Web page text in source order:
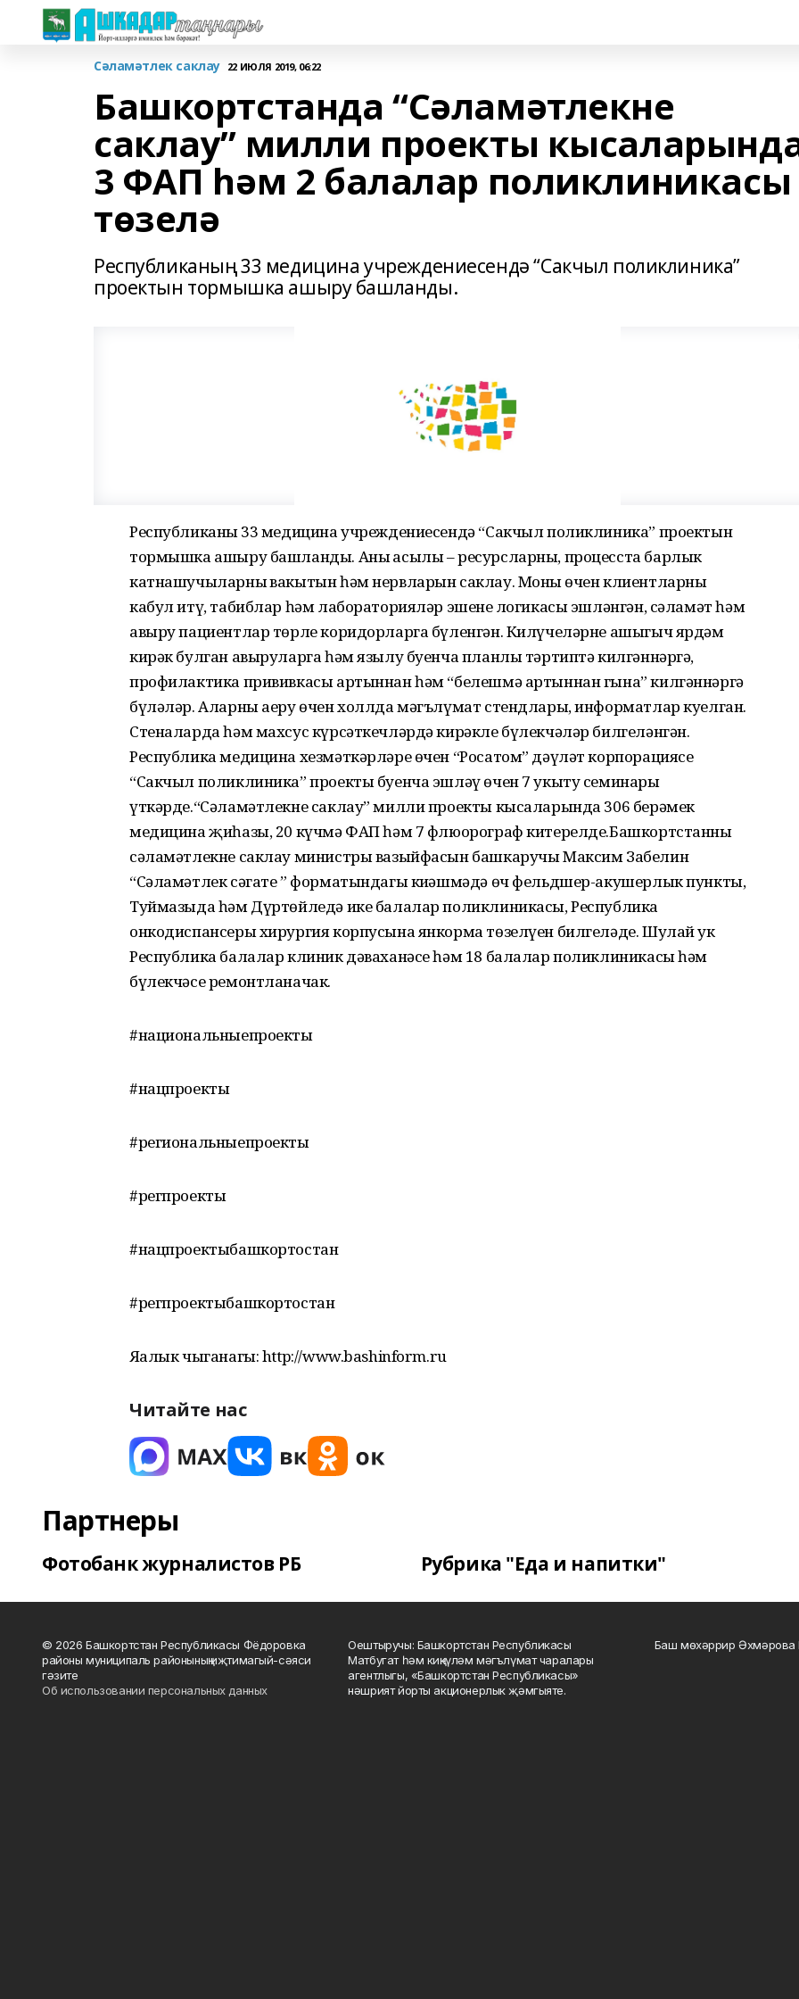
Сәламәтлек саклау 22 ИЮЛЯ 2019, 06:22
Башкортстанда “Сәламәтлекне
саклау” милли проекты
3 ФАП һәм 2 балалар поликлиникасы
төзелә
Республиканың 33 медицина учреждениесендә “Сакчыл поликлиника”
проектын тормышка ашыру башланды.
Республиканың 33 медицина учреждениесендә “Сакчыл поликлиника” проектын
тормышка ашыру башланды. Аның асылы – ресурсларны, процесста барлык
катнашучыларның вакытын һәм нервларын саклау. Моның өчен клиентларны
кабул итү, табиблар һәм лабораторияләр эшенең логикасы эшләнгән, сәламәт һәм
авыру пациентлар төрле коридорларга бүленгән. Килүчеләрне ашыгыч ярдәм
кирәк булган авыруларга һәм язылу буенча планлы тәртиптә килгәннәргә,
профилактика прививкасы артыннан һәм “белешмә артыннан гына” килгәннәргә
бүләләр. Аларны аеру өчен холлда мәгълүмат стендлары, информатлар куелган.
Стеналарда һәм махсус күрсәткечләрдә кирәкле бүлекчәләр билгеләнгән.
Республика медицина хезмәткәрләре өчен “Росатом” дәүләт корпорациясе
“Сакчыл поликлиника” проекты буенча эшләү өчен 7 укыту семинары
үткәрде.“Сәламәтлекне саклау” милли проекты кысаларында 306 берәмек
медицина җиһазы, 20 күчмә ФАП һәм 7 флюорограф китерелде.Башкортстанның
сәламәтлекне саклау министры вазыйфасын башкаручы Максим Забелин
“Сәламәтлек сәгате ” форматындагы киңәшмәдә өч фельдшер-акушерлык пункты,
Туймазыда һәм Дүртөйледә ике балалар поликлиникасы, Республика
онкодиспансеры хирургия корпусына янкорма төзелүен билгеләде. Шулай ук
Республика балалар клиник дәваханәсе һәм 18 балалар поликлиникасы һәм
бүлекчәсе ремонтланачак.
#национальныепроекты
#нацпроекты
#региональныепроекты
#регпроекты
#нацпроектыбашкортостан
#регпроектыбашкортостан
Яңалык чыганагы: http://www.bashinform.ru
Читайте нас
Партнеры
Фотобанк журналистов РБ Рубрика "Еда и напитки"
© 2026 Башкортстан Республикасы Фёдоровка
районы муниципаль районының иҗтимагый-сәяси
гәзите
Об использовании персональных данных
Оештыручы: Башкортстан Республикасы
Матбугат һәм киңкүләм мәгълүмат чаралары
агентлыгы, «Башкортстан Республикасы»
нәшрият йорты акционерлык җәмгыяте.
Баш мөхәррир